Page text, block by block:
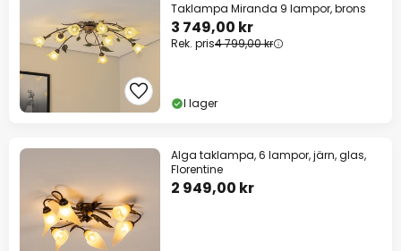
Taklampa Miranda 9 lampor, brons
3 749,00 kr
Rek. pris4 799,00 kr
I lager
Alga taklampa, 6 lampor, järn, glas,
Florentine
2 949,00 kr